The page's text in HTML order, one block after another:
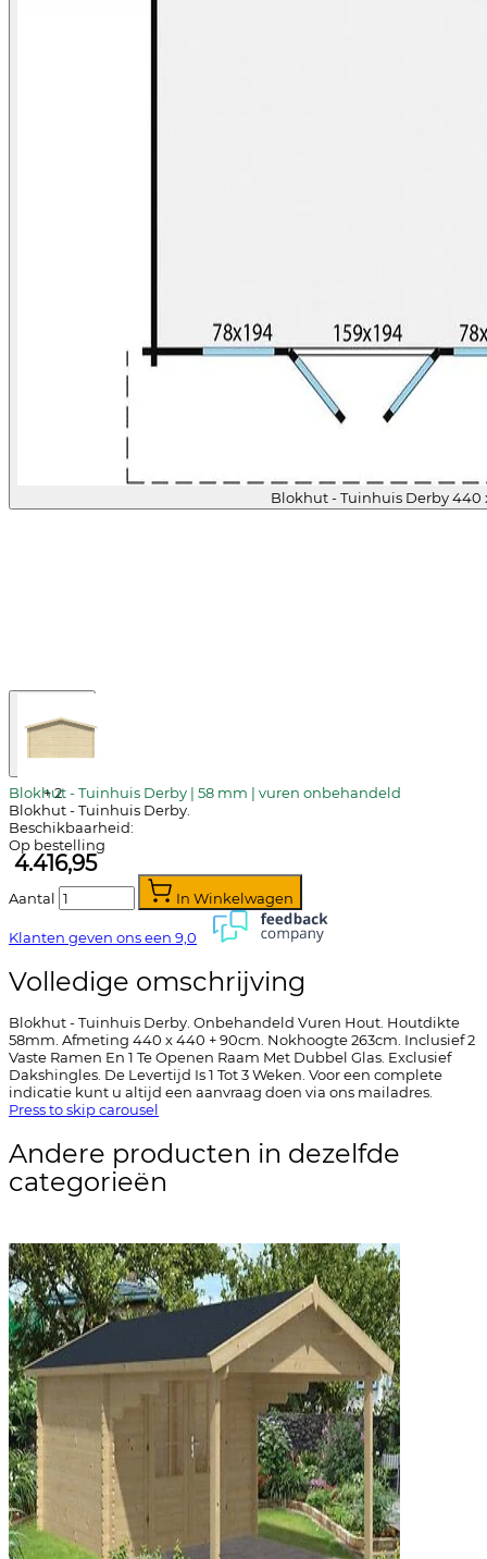
Blokhut - Tuinhuis Derby 440
+2
Blokhut - Tuinhuis Derby | 58 mm | vuren onbehandeld
Blokhut - Tuinhuis Derby.
Beschikbaarheid:
Op bestelling
4.416,95
Aantal In Winkelwagen
Klanten geven ons een 9,0
Volledige omschrijving
Blokhut - Tuinhuis Derby. Onbehandeld Vuren Hout. Houtdikte
58mm. Afmeting 440 x 440 + 90cm. Nokhoogte 263cm. Inclusief 2
Vaste Ramen En 1 Te Openen Raam Met Dubbel Glas. Exclusief
Dakshingles. De Levertijd Is 1 Tot 3 Weken. Voor een complete
indicatie kunt u altijd een aanvraag doen via ons mailadres.
Press to skip carousel
Andere producten in dezelfde
categorieën